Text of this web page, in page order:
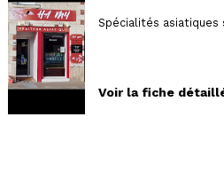
Spécialités asiatiques
Voir la fiche